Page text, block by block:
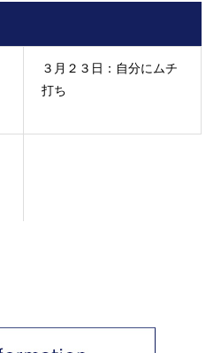
３月２３日：自分にムチ
打ち